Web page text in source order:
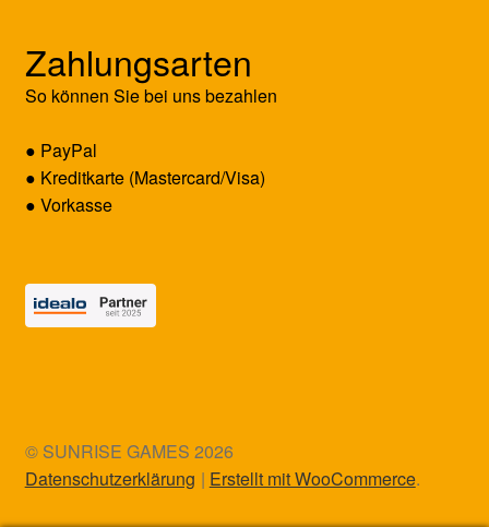
Zahlungsarten
So können Sie bei uns bezahlen
● PayPal
● Kreditkarte (Mastercard/Visa)
● Vorkasse
© SUNRISE GAMES 2026
Datenschutzerklärung
Erstellt mit WooCommerce.